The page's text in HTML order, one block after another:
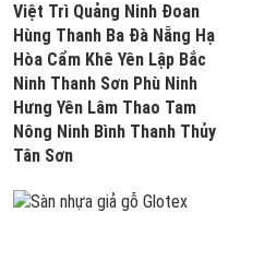
Việt Trì Quảng Ninh Đoan
Hùng Thanh Ba Đà Nẵng Hạ
Hòa Cẩm Khê Yên Lập Bắc
Ninh Thanh Sơn Phù Ninh
Hưng Yên Lâm Thao Tam
Nông Ninh Bình Thanh Thủy
Tân Sơn